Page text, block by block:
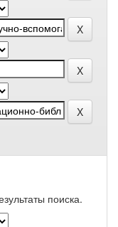
поиска.